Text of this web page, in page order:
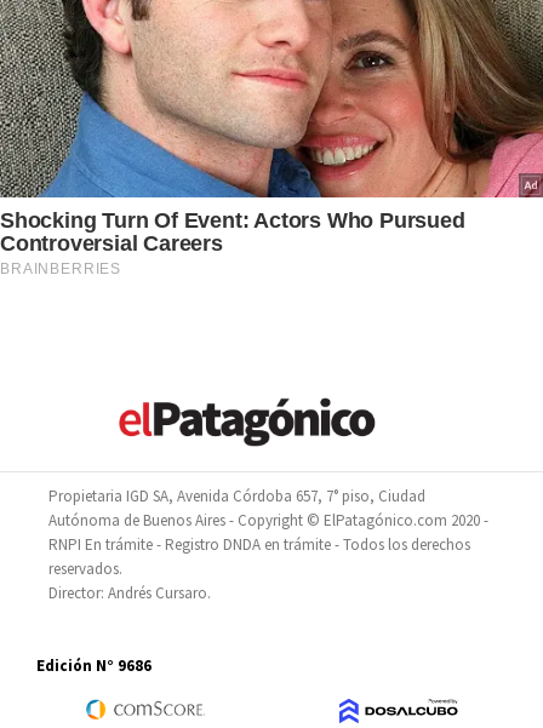
Propietaria IGD SA, Avenida Córdoba 657, 7° piso, Ciudad
Autónoma de Buenos Aires - Copyright © ElPatagónico.com 2020 -
RNPI En trámite - Registro DNDA en trámite - Todos los derechos
reservados.
Director: Andrés Cursaro.
Edición N° 9686